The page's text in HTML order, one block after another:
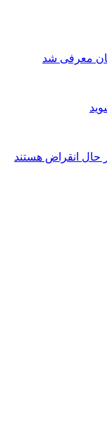
معرفی شد
حال انقراض هستند